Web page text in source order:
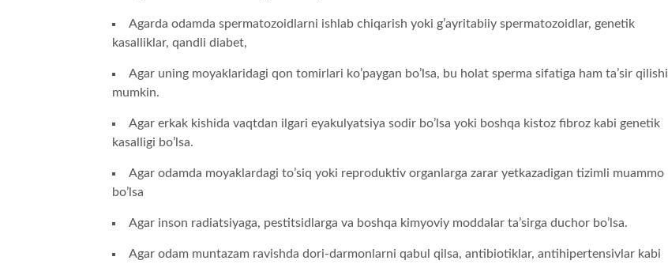
Agarda odamda spermatozoidlarni ishlab chiqarish yoki g’ayritabiiy spermatozoidlar, genetik
kasalliklar, qandli diabet,
Agar uning moyaklaridagi qon tomirlari ko’paygan bo’lsa, bu holat sperma sifatiga ham ta’sir qilishi
mumkin.
Agar erkak kishida vaqtdan ilgari eyakulyatsiya sodir bo’lsa yoki boshqa kistoz fibroz kabi genetik
kasalligi bo’lsa.
Agar odamda moyaklardagi to’siq yoki reproduktiv organlarga zarar yetkazadigan tizimli muammo
bo’lsa
Agar inson radiatsiyaga, pestitsidlarga va boshqa kimyoviy moddalar ta’sirga duchor bo’lsa.
Agar odam muntazam ravishda dori-darmonlarni qabul qilsa, antibiotiklar, antihipertensivlar kabi